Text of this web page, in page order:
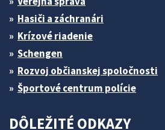
Hasiči a záchranári
Krízové riadenie
Schengen
Rozvoj občianskej spoločnosti
Športové centrum polície
DÔLEŽITÉ ODKAZY